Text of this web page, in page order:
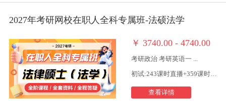
2027年考研网校在职人全科专属班-法硕法学
￥ 3740.00 - 4740.00
考研政治 考研英语一 ...
初试:243课时直播+359课时视频
查看详情